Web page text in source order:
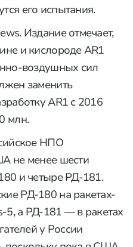
его испытания.
Издание отмечает,
и кислороде AR1
воздушных сил
заменить
AR1 с 2016
млн.
НПО
не менее шести
и четыре РД-181.
РД-180 на ракетах-
5, а РД-181 — в ракетах
у России